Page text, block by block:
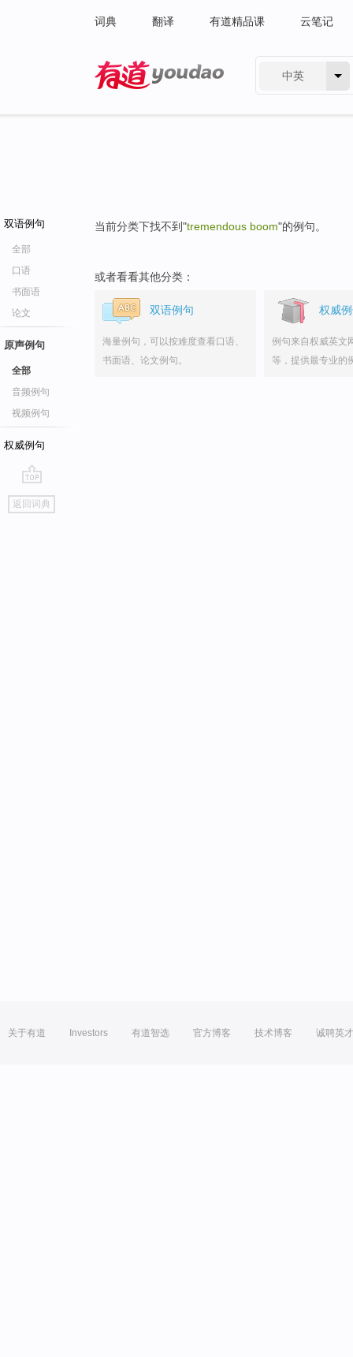
词典 翻译 有道精品课 云笔记
中英
双语例句
全部
口语
书面语
论文
原声例句
全部
音频例句
视频例句
权威例句
go
top
返回词典
当前分类下找不到"tremendous boom"的例句。
或者看看其他分类：
双语例句
海量例句，可以按难度查看口语、
书面语、论文例句。
权威
例句来自权威英文
等，提供最专业的
关于有道 Investors 有道智选 官方博客 技术博客 诚聘英才